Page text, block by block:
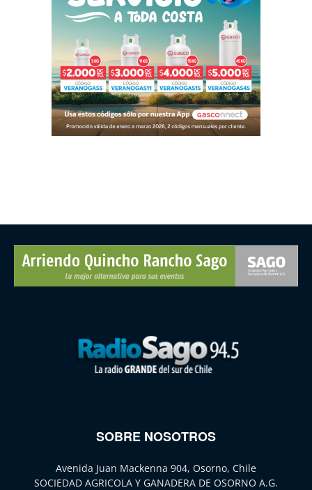
SOBRE NOSOTROS
Avenida Juan Mackenna 904, Osorno, Chile
SOCIEDAD AGRICOLA Y GANADERA DE OSORNO A.G.